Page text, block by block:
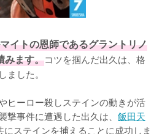
イトの恩師であるグラントリノ
みます。コツを掴んだ出久は、格
した。
ヒーロー殺しステインの動きが活
事件に遭遇した出久は、 飯田天
ステインを捕えることに成功しま